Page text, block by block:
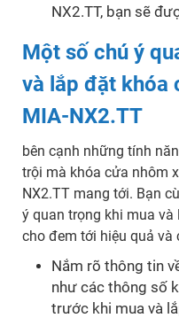
NX2.TT, bạn sẽ
Một số chú ý
và lắp đặt khóa
MIA-NX2.TT
bên cạnh những tính
trội mà khóa cửa nhôm
NX2.TT mang tới. Bạn
ý quan trọng khi mua
cho đem tới hiệu quả
Nắm rõ thông tin
như các thông số
trước khi mua và